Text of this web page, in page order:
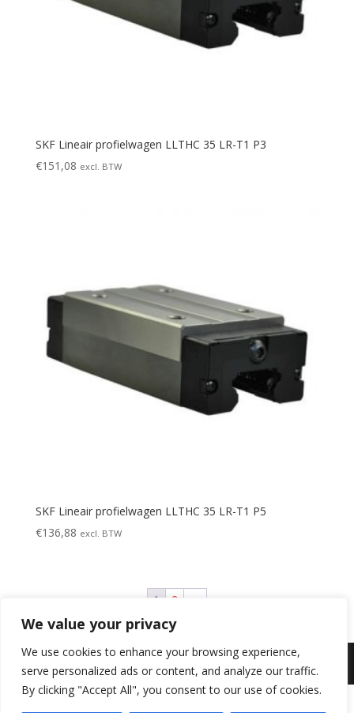
We value your privacy
We use cookies to enhance your browsing experience,
serve personalized ads or content, and analyze our traffic.
By clicking "Accept All", you consent to our use of cookies.
SKF Lineair profielwagen LLTHC 35 LR-T1 P3
€151,08 excl. BTW
SKF Lineair profielwagen LLTHC 35 LR-T1 P5
€136,88 excl. BTW
1 2
Copyright 2016 Duisters ITG BV